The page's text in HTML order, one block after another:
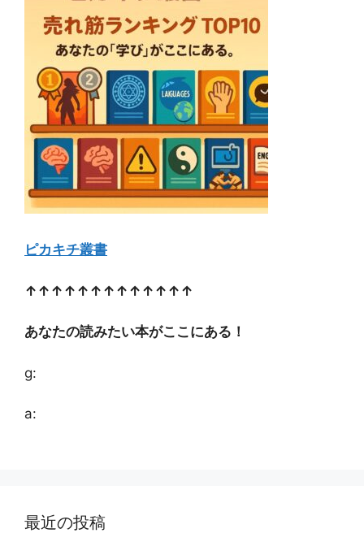
ピカキチ叢書
↑↑↑↑↑↑↑↑↑↑↑↑↑
あなたの読みたい本がここにある！
g:
a:
最近の投稿